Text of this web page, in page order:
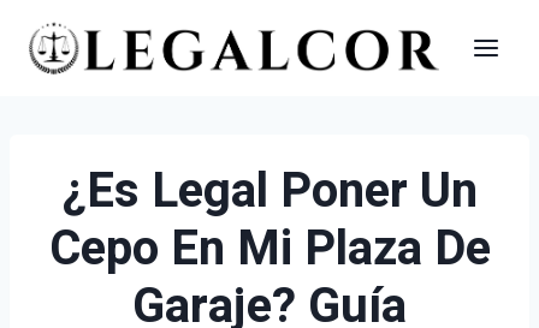
Saltar
¿Es Legal Poner Un
Cepo En Mi Plaza De
Garaje? Guía